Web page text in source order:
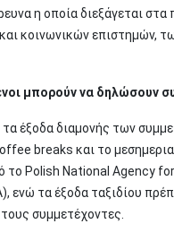
η οποία διεξάγεται στα
κοινωνικών επιστημών,
μπορούν να δηλώσουν
τα έξοδα διαμονής των
breaks και το
το Polish National Agency
ενώ τα έξοδα ταξιδίου
συμμετέχοντες.